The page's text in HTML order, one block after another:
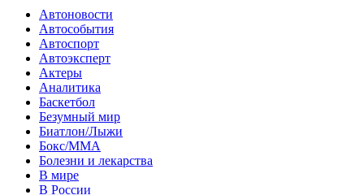
Автоновости
Автособытия
Автоспорт
Автоэксперт
Актеры
Аналитика
Баскетбол
Безумный мир
Биатлон/Лыжи
Бокс/MMA
Болезни и лекарства
В мире
В России